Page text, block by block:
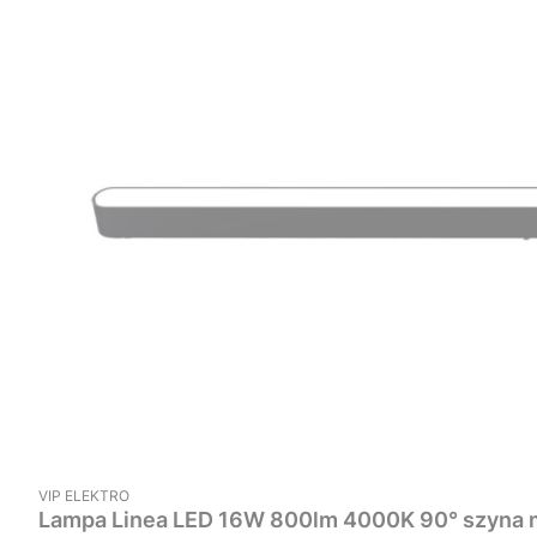
PRODUCENT
VIP ELEKTRO
Lampa Linea LED 16W